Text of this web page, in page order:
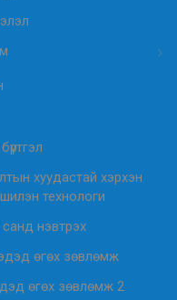
хуудастай хэрхэн
технологи
нэвтрэх
өгөх зөвлөмж
өгөх зөвлөмж 2